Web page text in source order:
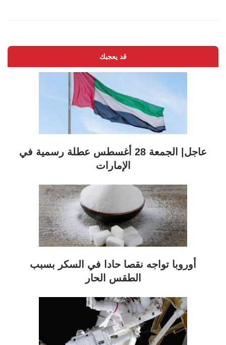
قد يعجبك
عاجل| الجمعة 28 أغسطس عطلة رسمية في
الإمارات
أوروبا تواجه نقصا حادا في السكر بسبب
الطقس الحار